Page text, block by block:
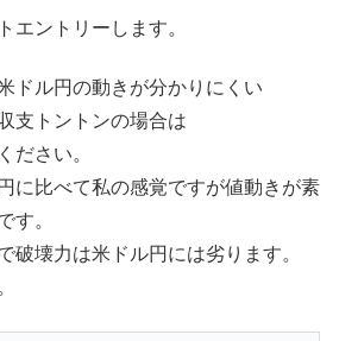
エントリーします。
ドル円の動きが分かりにくい
支トントンの場合は
ださい。
に比べて私の感覚ですが値動きが素
す。
破壊力は米ドル円には劣ります。